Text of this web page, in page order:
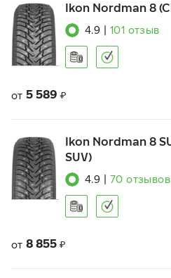
Ikon Nordman 8
4.9 101 отзыв
от 5 589 ₽
Ikon Nordman 8
SUV)
4.9 70 отзывов
от 8 855 ₽